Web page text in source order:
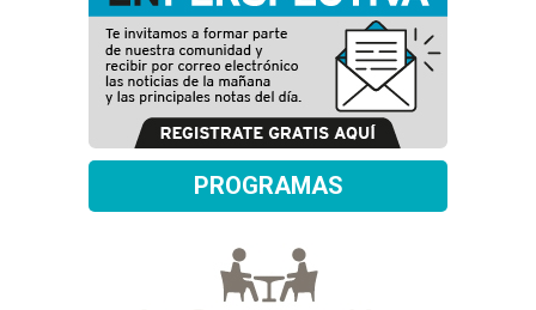
PROGRAMAS